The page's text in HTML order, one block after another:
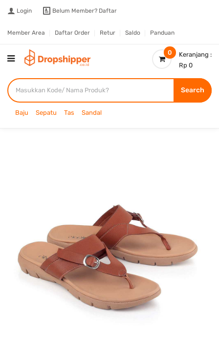
Login Belum Member? Daftar
Member Area Daftar Order Retur Saldo Panduan
0
Keranjang :
Rp 0
Search
Baju Sepatu Tas Sandal